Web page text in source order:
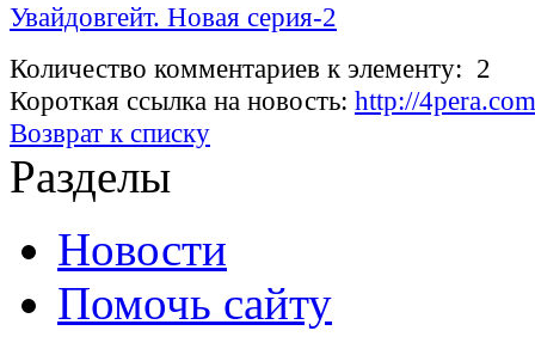
Увайдовгейт. Новая серия-2
Количество комментариев к элементу: 2
Короткая ссылка на новость: http://
Возврат к списку
Разделы
Новости
Помочь сайту